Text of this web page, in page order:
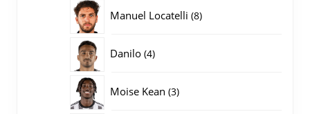
Manuel Locatelli 88
Danilo 44
Moise Kean 33